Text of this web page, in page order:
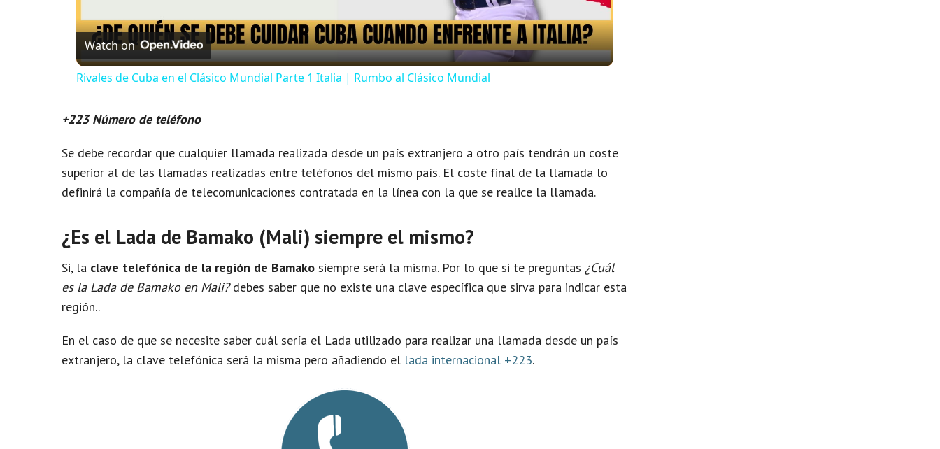
a
y
i
d
e
o
Watch on
Rivales de Cuba en el Clásico Mundial Parte 1 Italia | Rumbo al Clásico Mundial
+223 Número de teléfono
Se debe recordar que cualquier llamada realizada desde un país extranjero a otro país tendrán un coste
superior al de las llamadas realizadas entre teléfonos del mismo país. El coste final de la llamada lo
definirá la compañía de telecomunicaciones contratada en la línea con la que se realice la llamada.
¿Es el Lada de Bamako (Mali) siempre el mismo?
Si, la clave telefónica de la región de Bamako siempre será la misma. Por lo que si te preguntas ¿Cuál
es la Lada de Bamako en Mali?debes saber que no existe una clave específica que sirva para indicar esta
región..
En el caso de que se necesite saber cuál sería el Lada utilizado para realizar una llamada desde un país
extranjero, la clave telefónica será la misma pero añadiendo el lada internacional +223.